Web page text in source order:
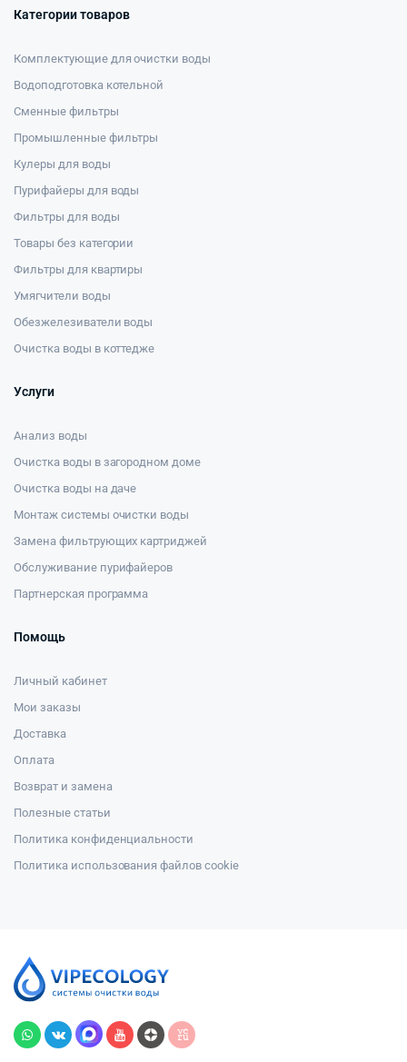
Категории товаров
Комплектующие для очистки воды
Водоподготовка котельной
Сменные фильтры
Промышленные фильтры
Кулеры для воды
Пурифайеры для воды
Фильтры для воды
Товары без категории
Фильтры для квартиры
Умягчители воды
Обезжелезиватели воды
Очистка воды в коттедже
Услуги
Анализ воды
Очистка воды в загородном доме
Очистка воды на даче
Монтаж системы очистки воды
Замена фильтрующих картриджей
Обслуживание пурифайеров
Партнерская программа
Помощь
Личный кабинет
Мои заказы
Доставка
Оплата
Возврат и замена
Полезные статьи
Политика конфиденциальности
Политика использования файлов cookie